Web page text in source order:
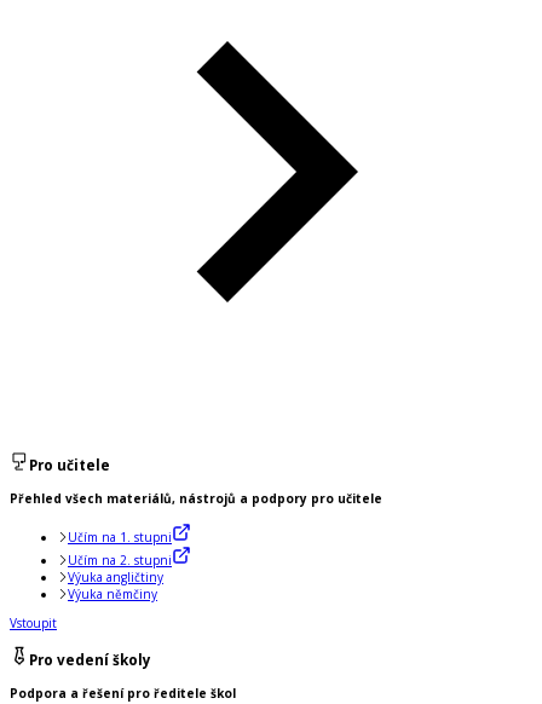
Pro učitele
Přehled všech materiálů, nástrojů a podpory pro učitele
Učím na 1. stupni
Učím na 2. stupni
Výuka angličtiny
Výuka němčiny
Vstoupit
Pro vedení školy
Podpora a řešení pro ředitele škol